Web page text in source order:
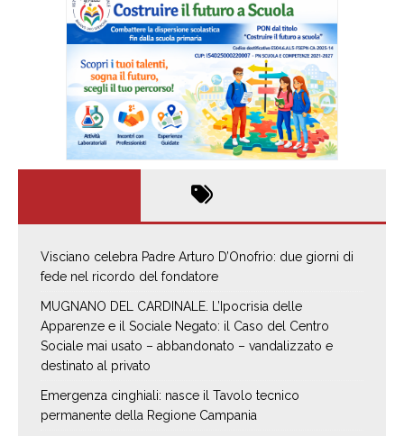
Visciano celebra Padre Arturo D’Onofrio: due giorni di
fede nel ricordo del fondatore
MUGNANO DEL CARDINALE. L’Ipocrisia delle
Apparenze e il Sociale Negato: il Caso del Centro
Sociale mai usato – abbandonato – vandalizzato e
destinato al privato
Emergenza cinghiali: nasce il Tavolo tecnico
permanente della Regione Campania